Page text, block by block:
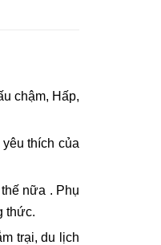
chậm, Hấp,
thích của
nữa . Phụ
thức.
trại, du lịch